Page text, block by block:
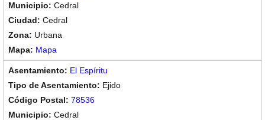
Cedral
Cedral
Urbana
Mapa
El Espíritu
Ejido
78536
Cedral